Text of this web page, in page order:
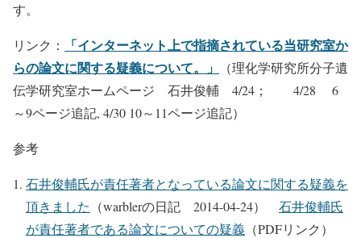
す。
リンク：
「インターネット上で指摘されている当研究室か
らの論文に関する疑義について。」
（理化学研究所分子遺
伝学研究室ホームページ 石井俊輔 4/24； 4/28 6
～9ページ追記, 4/30 10～11ページ追記）
参考
石井俊輔氏が責任著者となっている論文に関する疑義を
頂きました （warblerの日記 2014-04-24） 石井俊輔氏
が責任著者である論文についての疑義 （PDFリンク）